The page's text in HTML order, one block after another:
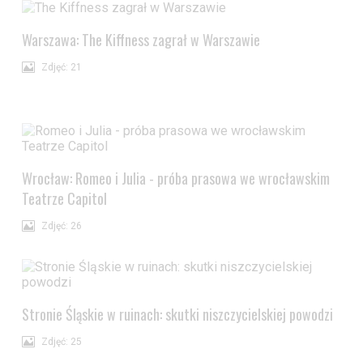
Warszawa: The Kiffness zagrał w Warszawie
Zdjęć: 21
Wrocław: Romeo i Julia - próba prasowa we wrocławskim
Teatrze Capitol
Zdjęć: 26
Stronie Śląskie w ruinach: skutki niszczycielskiej powodzi
Zdjęć: 25